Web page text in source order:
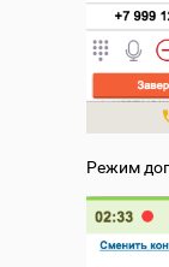
Режим